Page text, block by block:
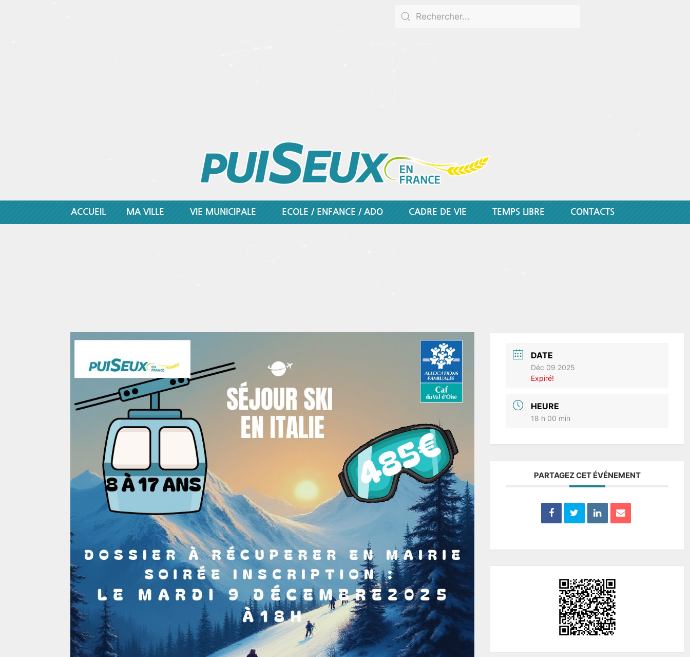
ACCUEIL MA VILLE VIE MUNICIPALE ECOLE / ENFANCE / ADO CADRE DE VIE TEMPS LIBRE CONTACTS
DATE
Déc 09 2025
Expiré!
HEURE
18 h 00 min
PARTAGEZ CET ÉVÉNEMENT